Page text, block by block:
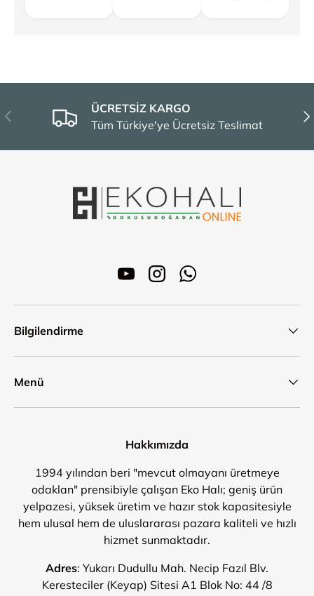
Önceki
ÜCRETSİZ KARGO
Tüm Türkiye'ye Ücretsiz Teslimat
YouTubeInstagramWhatsApp
Bilgilendirme
Menü
Hakkımızda
1994 yılından beri "mevcut olmayanı üretmeye
odaklan" prensibiyle çalışan Eko Halı; geniş ürün
yelpazesi, yüksek üretim ve hazır stok kapasitesiyle
hem ulusal hem de uluslararası pazara kaliteli ve hızlı
hizmet sunmaktadır.
Adres: Yukarı Dudullu Mah. Necip Fazıl Blv.
Keresteciler (Keyap) Sitesi A1 Blok No: 44 /8